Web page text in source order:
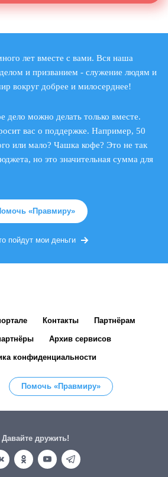
лет вместе с вами. Вся наша
и призванием - служение людям и
вокруг добрее и милосерднее!
дело можно делать только вместе.
вас о поддержке. Например, 50
или мало? Чашка кофе? Это не так
но это значительная сумма для
«Правмиру»
пойдут мои деньги
Контакты Партнёрам
Архив сервисов
конфиденциальности
Помочь «Правмиру»
Давайте дружить!